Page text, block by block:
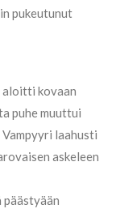
pukeutunut
aloitti kovaan
puhe muuttui
laahusti
askeleen
päästyään